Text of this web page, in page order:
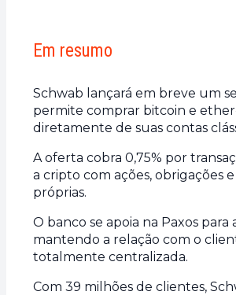
Em resumo
Schwab lançará em breve um
permite comprar bitcoin e
diretamente de suas contas
A oferta cobra 0,75% por
a cripto com ações, obrigações
próprias.
O banco se apoia na Paxos para
mantendo a relação com o
totalmente centralizada.
Com 39 milhões de clientes,